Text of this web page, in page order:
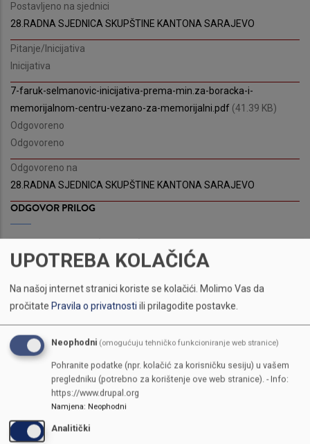
Postavljeno na sjednici
28.RADNA SJEDNICA SKUPŠTINE KANTONA SARAJEVO
Pitanje/Inicijativa
Inicijativa
7-faruk-selmanovic-inicijativa-prema-min.za-boracka-i-
memorijalnom-centru-vezano-za-memorijalni.pdf (41.39 KB)
Odgovoreno
Odgovoreno
Odgovoreno na
28.RADNA SJEDNICA SKUPŠTINE KANTONA SARAJEVO
ODGOVOR PRILOG
f.selmanovic.pdf (83.97 KB)
UPOTREBA KOLAČIĆA
Na našoj internet stranici koriste se kolačići. Molimo Vas da
pročitate Pravila o privatnostiili prilagodite postavke.
Neophodni (omogućuju tehničko funkcioniranje web stranice)
Pohranite podatke (npr. kolačić za korisničku sesiju) u vašem
pregledniku (potrebno za korištenje ove web stranice). - Info:
https://www.drupal.org
Namjena: Neophodni
Analitički